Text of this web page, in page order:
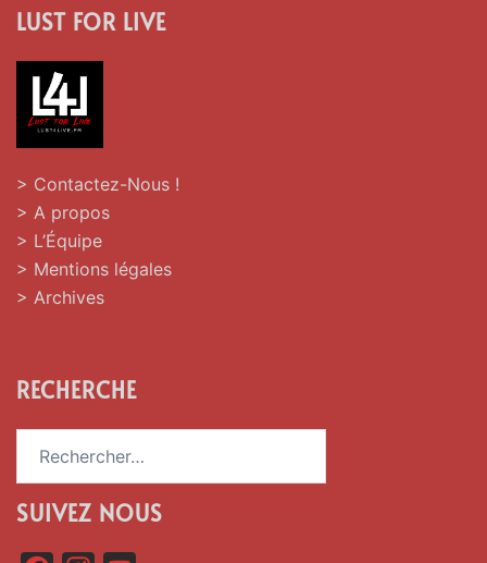
LUST FOR LIVE
> Contactez-Nous !
> A propos
> L’Équipe
> Mentions légales
> Archives
RECHERCHE
SUIVEZ NOUS